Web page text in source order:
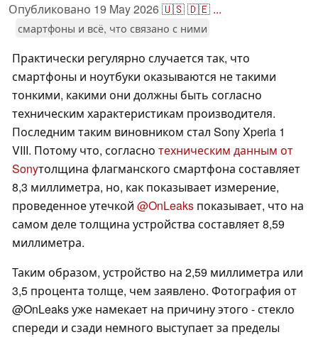
Опубликовано 19 May 2026🇺🇸🇩🇪 ...
смартфоны и всё, что связано с ними
Практически регулярно случается так, что
смартфоны и ноутбуки оказываются не такими
тонкими, какими они должны быть согласно
техническим характеристикам производителя.
Последним таким виновником стал Sony Xperia 1
VIII. Потому что, согласно техническим данным от
Sonyтолщина флагманского смартфона составляет
8,3 миллиметра, но, как показывает измерение,
проведенное утечкой @OnLeaks показывает, что на
самом деле толщина устройства составляет 8,59
миллиметра.
Таким образом, устройство на 2,59 миллиметра или
3,5 процента толще, чем заявлено. Фотография от
@OnLeaks уже намекает на причину этого - стекло
спереди и сзади немного выступает за пределы